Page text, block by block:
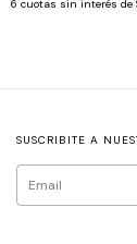
6 cuotas sin interés de
SUSCRIBITE A